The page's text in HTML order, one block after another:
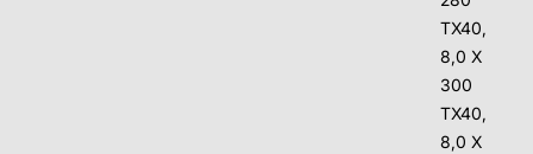
TX40,
8,0 X
300
TX40,
8,0 X